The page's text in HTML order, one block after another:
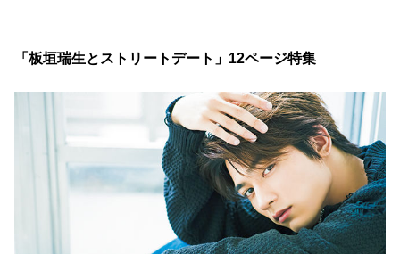
「板垣瑞生とストリートデート」12ページ特集